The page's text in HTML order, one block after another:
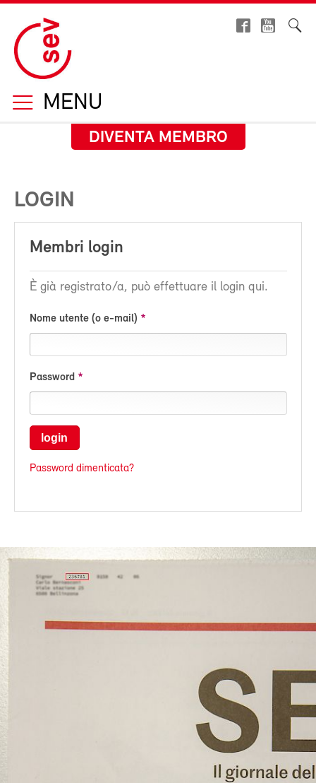
MENU
DIVENTA MEMBRO
LOGIN
Membri login
È già registrato/a, può effettuare il login qui.
Nome utente (o e-mail)
Password
login
Password dimenticata?